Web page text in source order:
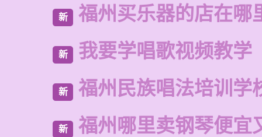
新 福州买乐器的店在哪
新 我要学唱歌视频教学
新 福州民族唱法培训学
新 福州哪里卖钢琴便宜